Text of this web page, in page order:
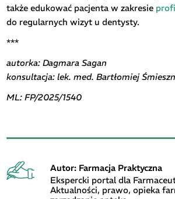
także edukować pacjenta w zakresie
do regularnych wizyt u dentysty.
***
autorka: Dagmara Sagan
konsultacja: lek. med. Bartłomiej
ML: FP/2025/1540
Autor: Farmacja Praktyczna
Ekspercki portal dla
Aktualności, prawo, opieka